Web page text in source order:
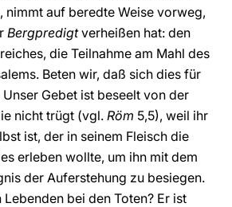
nimmt auf beredte Weise vorweg,
Bergpredigtverheißen hat: den
die Teilnahme am Mahl des
Beten wir, daß sich dies für
Gebet ist beseelt von der
nicht trügt (vgl. Röm 5,5), weil ihr
ist, der in seinem Fleisch die
erleben wollte, um ihn mit dem
der Auferstehung zu besiegen.
Lebenden bei den Toten? Er ist